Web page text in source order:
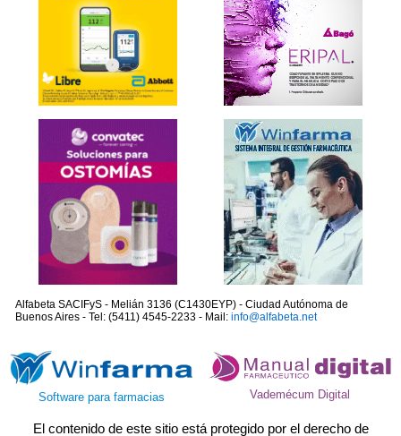
Alfabeta SACIFyS - Melián 3136 (C1430EYP) - Ciudad Autónoma de
Buenos Aires - Tel: (5411) 4545-2233 - Mail: info@alfabeta.net
Software para farmacias Vademécum Digital
El contenido de este sitio está protegido por el derecho de